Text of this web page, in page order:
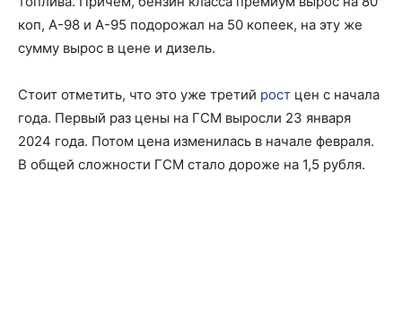
коп, А-98 и А-95 подорожал на 50 копеек, на эту же
сумму вырос в цене и дизель.
Стоит отметить, что это уже третий рост цен с начала
года. Первый раз цены на ГСМ выросли 23 января
2024 года. Потом цена изменилась в начале февраля.
В общей сложности ГСМ стало дороже на 1,5 рубля.